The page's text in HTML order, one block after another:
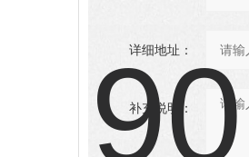
详细地址：
补充说明：